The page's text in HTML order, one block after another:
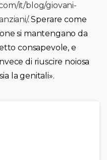
it/blog/giovani-
. Sperare come
si mantengano da
consapevole, e
di riuscire noiosa
la genitali».